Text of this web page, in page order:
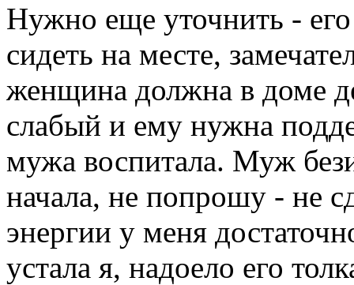
Нужно еще уточнить -
сидеть на месте,
женщина должна в доме
слабый и ему нужна
мужа воспитала. Муж
начала, не попрошу - не
энергии у меня
устала я, надоело его